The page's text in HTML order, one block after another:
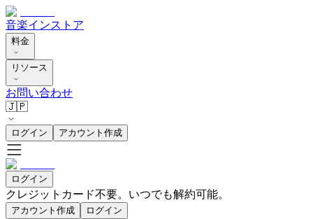
音楽インストア
料金
リソース
お問い合わせ
🇯🇵
ログイン アカウント作成
ログイン
クレジットカード不要。いつでも解約可能。
アカウント作成 ログイン